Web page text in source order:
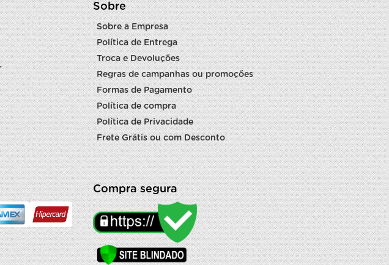
Sobre
Sobre a Empresa
Política de Entrega
Troca e Devoluções
Regras de campanhas ou promoções
Formas de Pagamento
Política de compra
Política de Privacidade
Frete Grátis ou com Desconto
Compra segura